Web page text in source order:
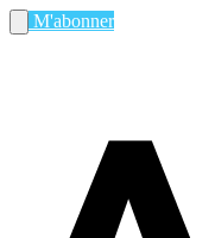
M'abonner